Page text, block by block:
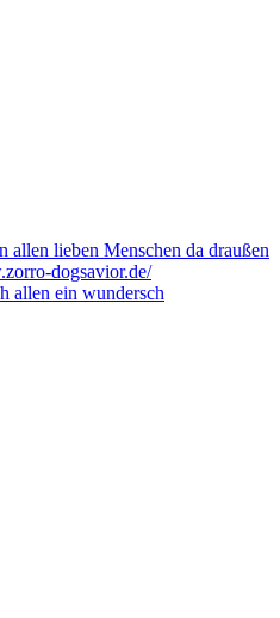
allen ein wundersch